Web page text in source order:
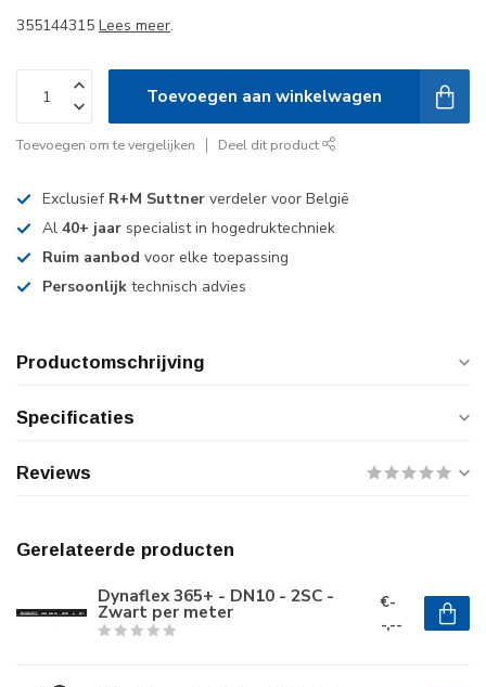
355144315 Lees meer.
Toevoegen aan winkelwagen
Toevoegen om te vergelijken Deel dit product
Exclusief R+M Suttner verdeler voor België
Al 40+ jaar specialist in hogedruktechniek
Ruim aanbod voor elke toepassing
Persoonlijk technisch advies
Productomschrijving
Specificaties
Reviews
Gerelateerde producten
Dynaflex 365+ - DN10 - 2SC -
Zwart per meter
€-
-,--